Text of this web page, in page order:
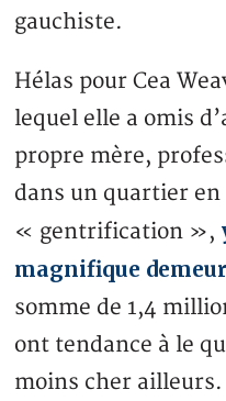
gauchiste.
Hélas pour Cea
lequel elle a omis
propre mère,
dans un quartier en
« gentrification »,
magnifique
somme de 1,4
ont tendance à le
moins cher